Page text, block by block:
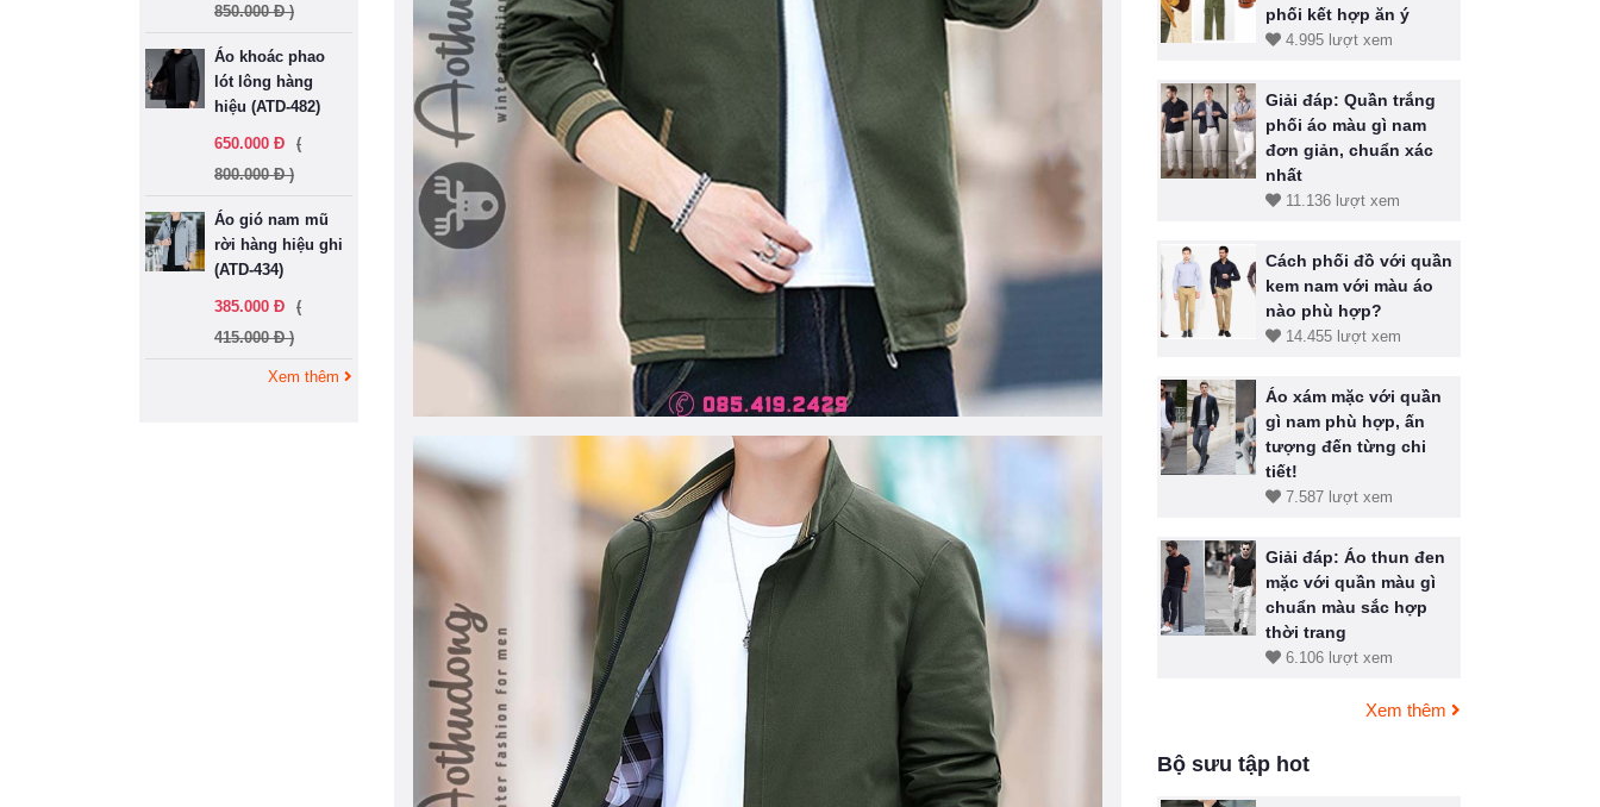
850.000 Đ )
Áo khoác phao
lót lông hàng
hiệu (ATD-482)
650.000 Đ
(
800.000 Đ )
Áo gió nam mũ
rời hàng hiệu ghi
(ATD-434)
385.000 Đ
(
415.000 Đ )
Xem thêm
phối kết hợp ăn ý
4.995 lượt xem
Giải đáp: Quần trắng
phối áo màu gì nam
đơn giản, chuẩn xác
nhất
11.136 lượt xem
Cách phối đồ với quần
kem nam với màu áo
nào phù hợp?
14.455 lượt xem
Áo xám mặc với quần
gì nam phù hợp, ấn
tượng đến từng chi
tiết!
7.587 lượt xem
Giải đáp: Áo thun đen
mặc với quần màu gì
chuẩn màu sắc hợp
thời trang
6.106 lượt xem
Xem thêm
Bộ sưu tập hot